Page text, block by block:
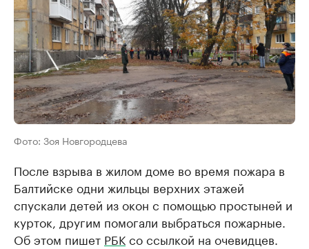
Фото: Зоя Новгородцева
После взрыва в жилом доме во время пожара в
Балтийске одни жильцы верхних этажей
спускали детей из окон с помощью простыней и
курток, другим помогали выбраться пожарные.
Об этом пишет РБКсо ссылкой на очевидцев.